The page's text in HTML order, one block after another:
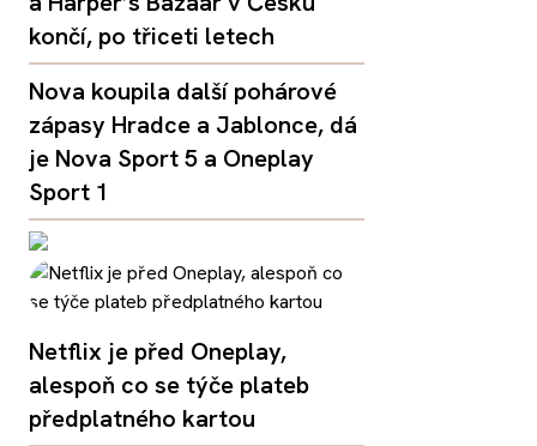
končí, po třiceti letech
Nova koupila další pohárové
zápasy Hradce a Jablonce, dá
je Nova Sport 5 a Oneplay
Sport 1
Netflix je před Oneplay,
alespoň co se týče plateb
předplatného kartou